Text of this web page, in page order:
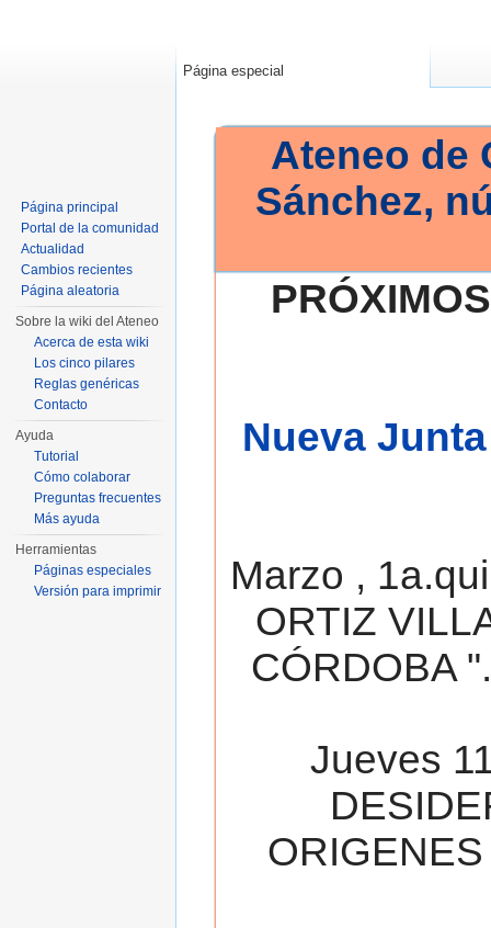
Ateneo de
Sánchez,
Nueva
Marzo ,
ORTIZ
CÓRDOBA
Jueves
Página especial
Página principal
Portal de la comunidad
Actualidad
Cambios recientes
Página aleatoria
Sobre la wiki del Ateneo
Acerca de esta wiki
Los cinco pilares
Reglas genéricas
Contacto
Ayuda
Tutorial
Cómo colaborar
Preguntas frecuentes
Más ayuda
Herramientas
Páginas especiales
Versión para imprimir